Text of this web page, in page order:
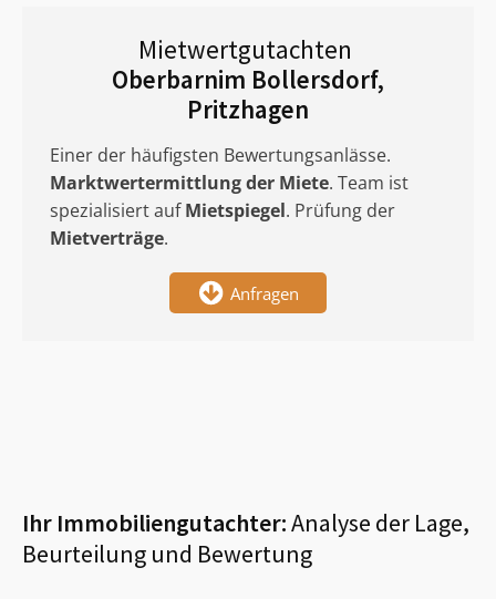
Mietwertgutachten
Oberbarnim Bollersdorf,
Pritzhagen
Einer der häufigsten Bewertungsanlässe.
Marktwertermittlungder Miete. Team ist
spezialisiert aufMietspiegel. Prüfung der
Mietverträge.
Anfragen
Ihr Immobiliengutachter:Analyse der Lage,
Beurteilung und Bewertung